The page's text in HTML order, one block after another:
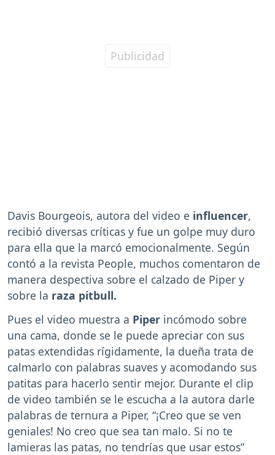
Davis Bourgeois, autora del video e influencer,
recibió diversas críticas y fue un golpe muy duro
para ella que la marcó emocionalmente. Según
contó a la revista People, muchos comentaron de
manera despectiva sobre el calzado de Piper y
sobre la raza pitbull.
Pues el video muestra a Piper incómodo sobre
una cama, donde se le puede apreciar con sus
patas extendidas rígidamente, la dueña trata de
calmarlo con palabras suaves y acomodando sus
patitas para hacerlo sentir mejor. Durante el clip
de video también se le escucha a la autora darle
palabras de ternura a Piper, “¡Creo que se ven
geniales! No creo que sea tan malo. Si no te
lamieras las patas, no tendrías que usar estos”